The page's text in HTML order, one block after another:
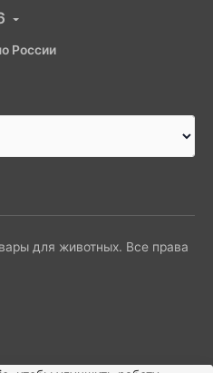
России
для животных. Все права